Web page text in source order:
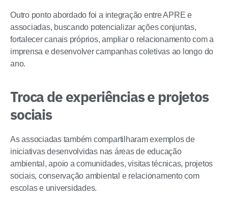
Outro ponto abordado foi a integração entre APRE e
associadas, buscando potencializar ações conjuntas,
fortalecer canais próprios, ampliar o relacionamento com a
imprensa e desenvolver campanhas coletivas ao longo do
ano.
Troca de experiências e projetos
sociais
As associadas também compartilharam exemplos de
iniciativas desenvolvidas nas áreas de educação
ambiental, apoio a comunidades, visitas técnicas, projetos
sociais, conservação ambiental e relacionamento com
escolas e universidades.